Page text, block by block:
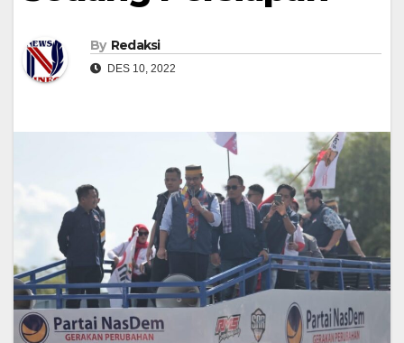
By Redaksi
DES 10, 2022